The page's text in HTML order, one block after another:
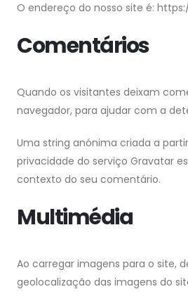
O endereço do nosso site é:
Comentários
Quando os visitantes deixam
navegador, para ajudar com a
Uma string anónima criada a
privacidade do serviço Gravatar
contexto do seu comentário.
Multimédia
Ao carregar imagens para o site,
geolocalização das imagens do